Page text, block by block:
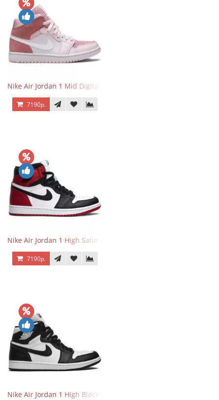
Nike Air Jordan 1 Mid Digital Pink
7190р.
Nike Air Jordan 1 High Satin Black Toe
7190р.
Nike Air Jordan 1 High Black White